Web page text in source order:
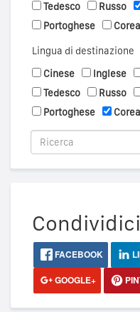
Tedesco
Russo
Portoghese
Lingua di destinazione
Cinese
Inglese
Tedesco
Russo
Portoghese
FACEBOOK
GOOGLE+